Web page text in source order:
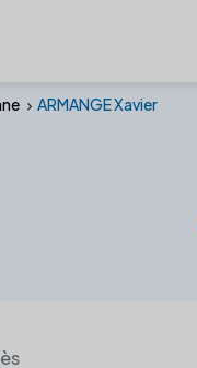
ARMANGE Xavier